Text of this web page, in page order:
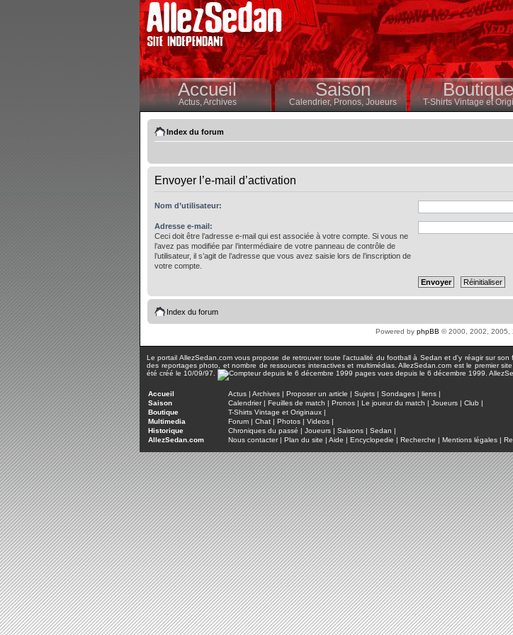
Accueil
Actus,Archives
Saison
Calendrier,Pronos, Joueurs
Boutique
T-Shirts Vintage et
Index du forum
Envoyer l’e-mail d’activation
Nom d’utilisateur:
Adresse e-mail:
Ceci doit être l’adresse e-mail qui est associée à votre compte. Si vous ne
l’avez pas modifiée par l’intermédiaire de votre panneau de contrôle de
l’utilisateur, il s’agit de l’adresse que vous avez saisie lors de l’inscription de
votre compte.
Index du forum
Powered by phpBB © 2000, 2002, 2005,
Le portail AllezSedan.com vous propose de retrouver toute l'actualité du football à Sedan et d'y réagir sur
des reportages photo, et nombre de ressources interactives et multimédias. AllezSedan.com est le premier
été créé le 10/09/97.
pages vues depuis le 6 décembre 1999.
Accueil Actus | Archives | Proposer un article | Sujets | Sondages | liens |
Saison
Calendrier| Feuilles de match | Pronos | Le joueur du match | Joueurs | Club |
Boutique
T-Shirts Vintage et Originaux |
Multimedia
Forum | Chat | Photos | Videos |
Historique
Chroniques du passé | Joueurs | Saisons | Sedan |
AllezSedan.com
Nous contacter| Plan du site | Aide | Encyclopedie | Recherche | Mentions légales |